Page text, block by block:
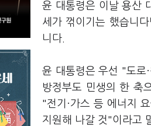
윤 대통령은 이날 용산
세가 꺾이기는 했습니
니다.
윤 대통령은 우선 "도로
방정부도 민생의 한 축
"전기·가스 등 에너지
지원해 나갈 것"이라고